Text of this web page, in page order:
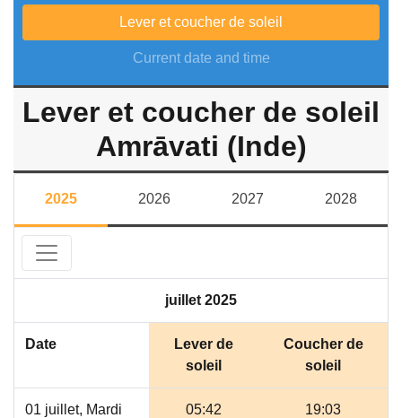
Lever et coucher de soleil
Current date and time
Lever et coucher de soleil
Amrāvati (Inde)
2025 2026 2027 2028
juillet 2025
Date
Lever de
soleil
Coucher de
soleil
01 juillet, Mardi 05:42 19:03